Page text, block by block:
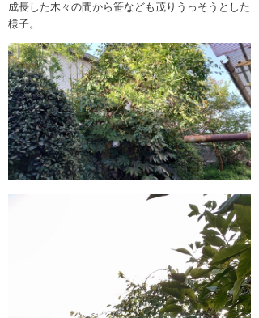
11月 2024 (1)
10月 2024 (1)
9月 2024 (1)
8月 2024 (1)
6月 2024 (1)
4月 2024 (1)
成長した木々の間から笹なども茂りうっそうとした
様子。